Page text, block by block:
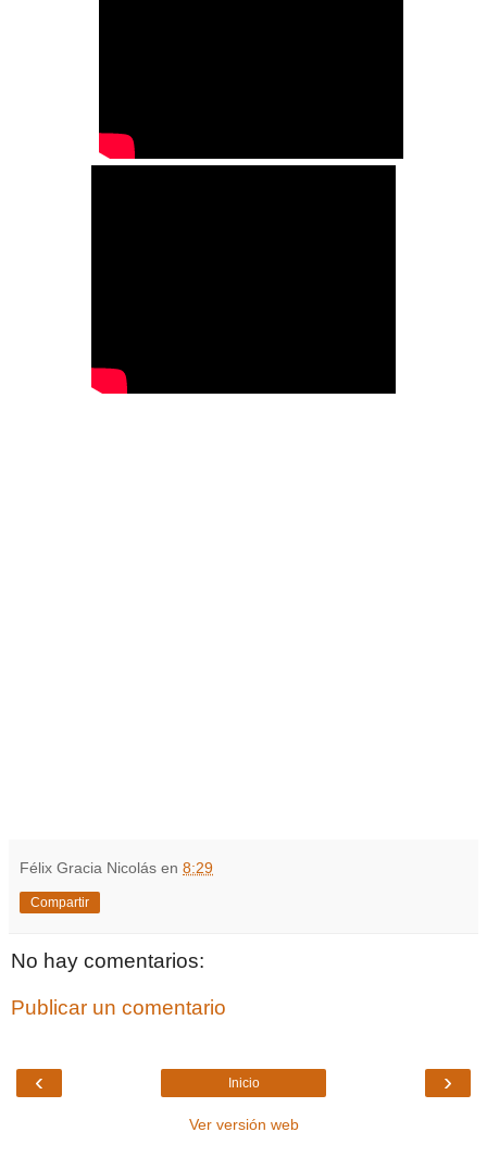
Félix Gracia Nicolás en 8:29
Compartir
No hay comentarios:
Publicar un comentario
‹ ›
Inicio
Ver versión web